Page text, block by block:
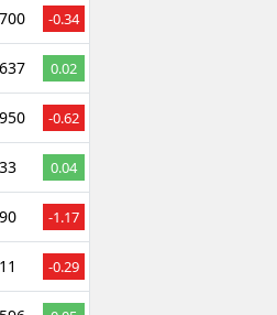
-0.34
0.02
-0.62
0.04
-1.17
-0.29